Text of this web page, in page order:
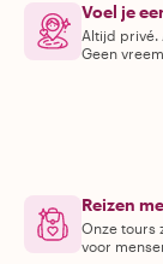
Voel je
Altijd privé.
Geen
Reizen
Onze tours
voor